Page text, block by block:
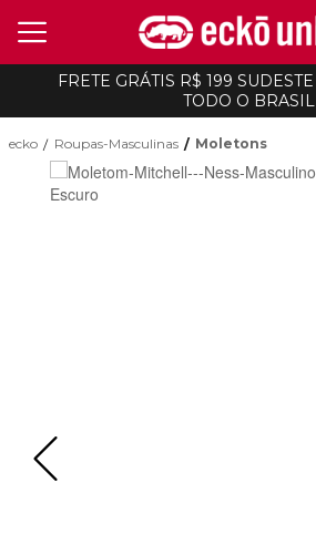
FRETE GRÁTIS R$ 199
TODO O BRASIL
ecko Roupas-Masculinas Moletons